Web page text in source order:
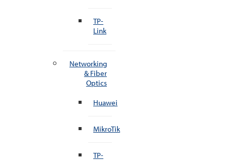
TP-
Link
Networking
& Fiber
Optics
Huawei
MikroTik
TP-